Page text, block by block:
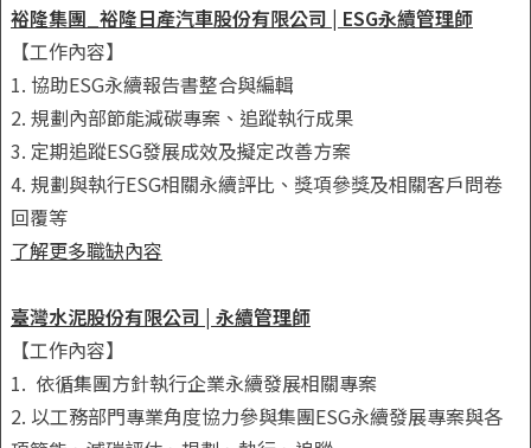
裕隆集團_裕隆日產汽車股份有限公司 | ESG永續管理師
【工作內容】
1. 協助ESG永續報告書整合與編輯
2. 規劃內部節能減碳專案、追蹤執行成果
3. 定期追蹤ESG發展成效及擬定改善方案
4. 規劃與執行ESG相關永續評比、獎項參獎及相關客戶問卷
回覆等
了解更多職缺內容
臺灣水泥股份有限公司 | 永續管理師
【工作內容】
1. 依循集團方針執行企業永續發展相關專案
2. 以工務部門專業角度協力參與集團ESG永續發展專案與各